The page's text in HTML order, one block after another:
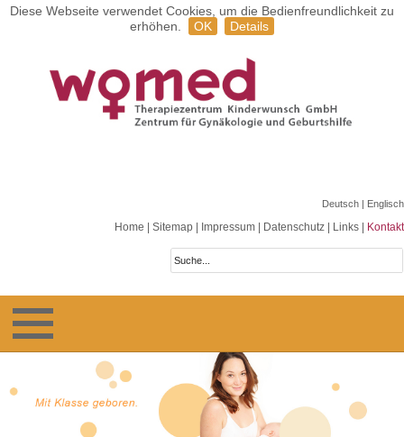
Diese Webseite verwendet Cookies, um die Bedienfreundlichkeit zu
erhöhen.
OK Details
Deutsch | Englisch
Home Sitemap Impressum Datenschutz Links Kontakt